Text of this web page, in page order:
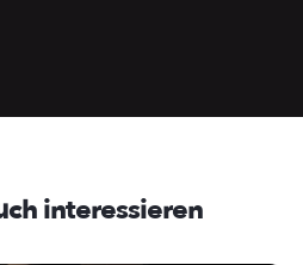
interessieren